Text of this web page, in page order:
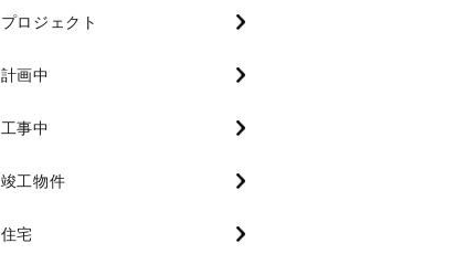
プロジェクト
計画中
工事中
竣工物件
住宅